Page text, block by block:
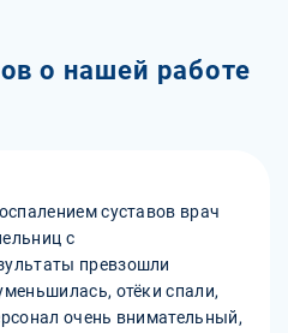
о нашей работе
суставов врач
с
превзошли
отёки спали,
очень внимательный,